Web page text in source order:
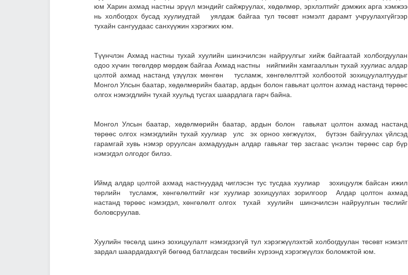
юм Харин ахмад настны эрүүл мэндийг сайжруулах, хөдөлмөр, эрхлэлтийг дэмжих арга хэмжээ
нь холбогдох бусад хуулиудтай уялдаж байгаа тул төсөвт нэмэлт дарамт учруулахгүйгээр
тухайн сангуудаас санхүүжин хэрэгжих юм.
Түүнчлэн Ахмад настны тухай хуулийн шинэчилсэн найруулгыг хийж байгаатай холбогдуулан
одоо хүчин төгөлдөр мөрдөж байгаа Ахмад настны нийгмийн хамгааллын тухай хуулиас алдар
цолтой ахмад настанд үзүүлэх мөнгөн тусламж, хөнгөлөлттэй холбоотой зохицуулалтуудыг
Монгол Улсын баатар, хөдөлмөрийн баатар, ардын болон гавьяат цолтон ахмад настанд төрөөс
олгох нэмэгдлийн тухай хуульд тусгах шаардлага гарч байна.
Монгол Улсын баатар, хөдөлмөрийн баатар, ардын болон гавьяат цолтон ахмад настанд
төрөөс олгох нэмэгдлийн тухай хуулиар улс эх орноо хөгжүүлэх, бүтээн байгуулах үйлсэд
гарамгай хувь нэмэр оруулсан ахмадуудын алдар гавьяаг төр засгаас үнэлэн төрөөс сар бүр
нэмэгдэл олгодог билээ.
Иймд алдар цолтой ахмад настнуудад чиглэсэн тус тусдаа хуулиар зохицуулж байсан ижил
төрлийн тусламж, хөнгөлөлтийг нэг хуулиар зохицуулах зорилгоор Алдар цолтон ахмад
настанд төрөөс нэмэгдэл, хөнгөлөлт олгох тухай хуулийн шинэчилсэн найруулгын төслийг
боловсруулав.
Хуулийн төсөлд шинэ зохицуулалт нэмэгдээгүй тул хэрэгжүүлэхтэй холбогдуулан төсөвт нэмэлт
зардал шаардагдахгүй бөгөөд батлагдсан төсвийн хүрээнд хэрэгжүүлэх боломжтой юм.